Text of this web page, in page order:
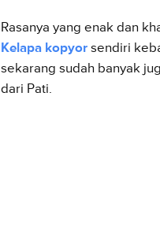
Rasanya yang enak dan
Kelapa kopyor sendiri
sekarang sudah banyak
dari Pati.